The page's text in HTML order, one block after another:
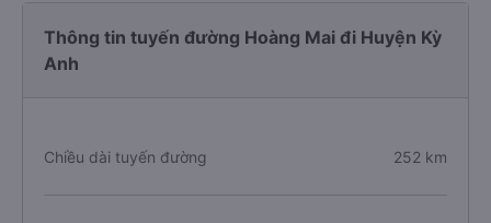
Thông tin tuyến đường Hoàng Mai đi Huyện Kỳ
Anh
Chiều dài tuyến đường 252 km